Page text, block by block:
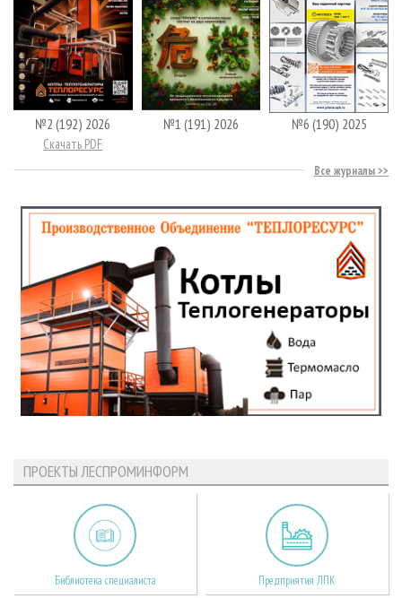
№2 (192) 2026
Скачать PDF
№1 (191) 2026 №6 (190) 2025
Все журналы
ПРОЕКТЫ ЛЕСПРОМИНФОРМ
Библиотека специалиста Предприятия ЛПК